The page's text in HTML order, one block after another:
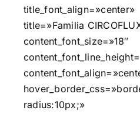
title_font_align=»center»
title=»Familia
content_font_size=»18″
radius:10px;»